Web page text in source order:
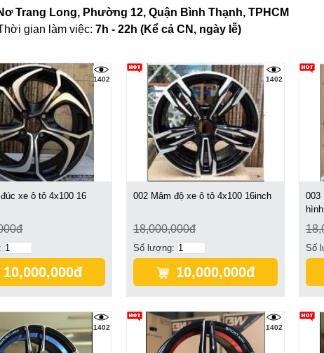
Trang Long, Phường 12, Quận Bình Thạnh, TPHCM
gian làm việc: 7h - 22h (Kể cả CN, ngày lễ)
1402
xe ô tô 4x100 16
10,000,000đ
1402
002 Mâm độ xe ô tô 4x100 16inch
18,000,000đ
Số lượng:
10,000,000đ
003
Số
1402 1402